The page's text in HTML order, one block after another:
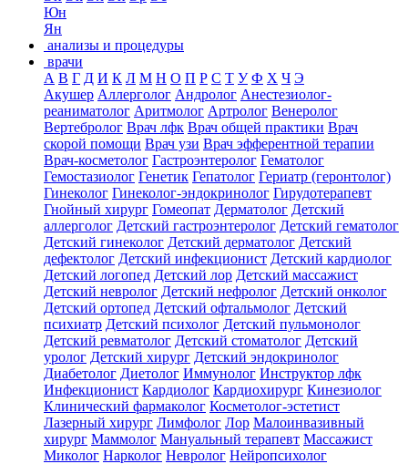
Юн
Ян
анализы и процедуры
врачи
А В Г Д И К Л М Н О П Р С Т У Ф Х Ч Э
Акушер Аллерголог Андролог Анестезиолог-
реаниматолог Аритмолог Артролог Венеролог
Вертебролог Врач лфк Врач общей практики Врач
скорой помощи Врач узи Врач эфферентной терапии
Врач-косметолог Гастроэнтеролог Гематолог
Гемостазиолог Генетик Гепатолог Гериатр (геронтолог)
Гинеколог Гинеколог-эндокринолог Гирудотерапевт
Гнойный хирург Гомеопат Дерматолог Детский
аллерголог Детский гастроэнтеролог Детский гематолог
Детский гинеколог Детский дерматолог Детский
дефектолог Детский инфекционист Детский кардиолог
Детский логопед Детский лор Детский массажист
Детский невролог Детский нефролог Детский онколог
Детский ортопед Детский офтальмолог Детский
психиатр Детский психолог Детский пульмонолог
Детский ревматолог Детский стоматолог Детский
уролог Детский хирург Детский эндокринолог
Диабетолог Диетолог Иммунолог Инструктор лфк
Инфекционист Кардиолог Кардиохирург Кинезиолог
Клинический фармаколог Косметолог-эстетист
Лазерный хирург Лимфолог Лор Малоинвазивный
хирург Маммолог Мануальный терапевт Массажист
Миколог Нарколог Невролог Нейропсихолог